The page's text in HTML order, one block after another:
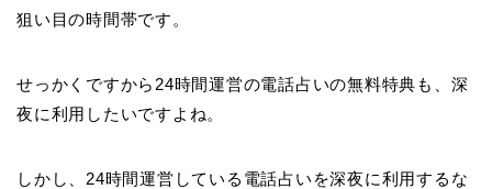
狙い目の時間帯です。
せっかくですから24時間運営の電話占いの無料特典も、深
夜に利用したいですよね。
しかし、24時間運営している電話占いを深夜に利用するな